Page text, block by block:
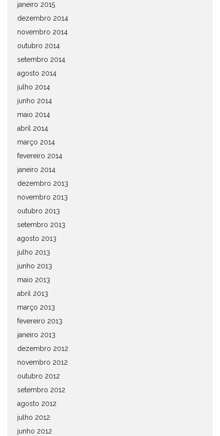
janeiro 2015
dezembro 2014
novembro 2014
outubro 2014
setembro 2014
agosto 2014
julho 2014
junho 2014
maio 2014
abril 2014
março 2014
fevereiro 2014
janeiro 2014
dezembro 2013
novembro 2013
outubro 2013
setembro 2013
agosto 2013
julho 2013
junho 2013
maio 2013
abril 2013
março 2013
fevereiro 2013
janeiro 2013
dezembro 2012
novembro 2012
outubro 2012
setembro 2012
agosto 2012
julho 2012
junho 2012